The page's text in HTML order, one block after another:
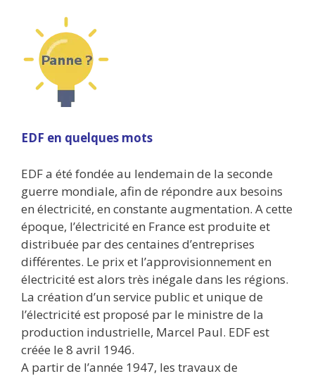
EDF en quelques mots
EDF a été fondée au lendemain de la seconde
guerre mondiale, afin de répondre aux besoins
en électricité, en constante augmentation. A cette
époque, l’électricité en France est produite et
distribuée par des centaines d’entreprises
différentes. Le prix et l’approvisionnement en
électricité est alors très inégale dans les régions.
La création d’un service public et unique de
l’électricité est proposé par le ministre de la
production industrielle, Marcel Paul. EDF est
créée le 8 avril 1946.
A partir de l’année 1947, les travaux de